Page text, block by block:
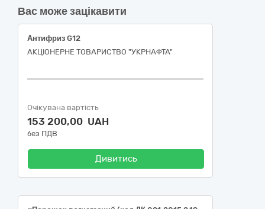
Вас може зацікавити
Антифриз G12
АКЦІОНЕРНЕ ТОВАРИСТВО "УКPНAФТА"
Очікувана вартість
153 200,00 UAH
без ПДВ
Дивитись